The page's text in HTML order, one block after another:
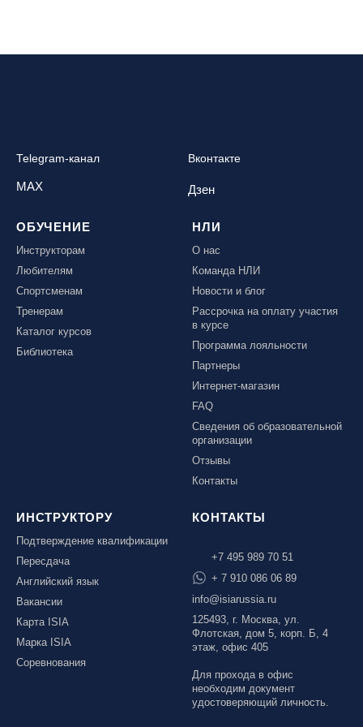
Санкт-Петербург, Скейт-парк под мостом Бетанкура
Сочи, ГК «Красная Поляна»
Сочи, ГТЦ «Газпром»
Узбекистан, ГКЛЦ «Amirsoy»
Чусовой, ГК «Такман»
Южно-Сахалинск, СТК «Горный воздух»
Telegram-канал Вконтакте
MAX Дзен
ОБУЧЕНИЕ
Инструкторам
Любителям
Спортсменам
Тренерам
Каталог курсов
Библиотека
НЛИ
О нас
Команда НЛИ
Новости и блог
Рассрочка на оплату участия
в курсе
Программа лояльности
Партнеры
Интернет-магазин
FAQ
Сведения об образовательной
организации
Отзывы
Контакты
ИНСТРУКТОРУ
Подтверждение квалификации
Пересдача
Английский язык
Вакансии
Карта ISIA
Марка ISIA
Соревнования
КОНТАКТЫ
+7 495 989 70 51
+ 7 910 086 06 89
info@isiarussia.ru
125493, г. Москва, ул.
Флотская, дом 5, корп. Б, 4
этаж, офис 405
Для прохода в офис
необходим документ
удостоверяющий личность.